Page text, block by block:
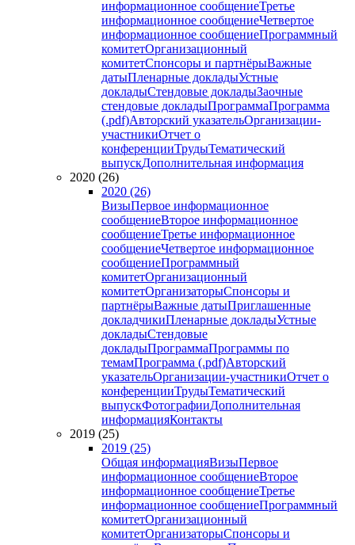
информационное сообщениеТретье
информационное сообщениеЧетвертое
информационное сообщениеПрограммный
комитетОрганизационный
комитетСпонсоры и партнёрыВажные
датыПленарные докладыУстные
докладыСтендовые докладыЗаочные
стендовые докладыПрограммаПрограмма
(.pdf)Авторский указательОрганизации-
участникиОтчет о
конференцииТрудыТематический
выпускДополнительная информация
2020 (26)
2020 (26)
ВизыПервое информационное
сообщениеВторое информационное
сообщениеТретье информационное
сообщениеЧетвертое информационное
сообщениеПрограммный
комитетОрганизационный
комитетОрганизаторыСпонсоры и
партнёрыВажные датыПриглашенные
докладчикиПленарные докладыУстные
докладыСтендовые
докладыПрограммаПрограммы по
темамПрограмма (.pdf)Авторский
указательОрганизации-участникиОтчет о
конференцииТрудыТематический
выпускФотографииДополнительная
информацияКонтакты
2019 (25)
2019 (25)
Общая информацияВизыПервое
информационное сообщениеВторое
информационное сообщениеТретье
информационное сообщениеПрограммный
комитетОрганизационный
комитетОрганизаторыСпонсоры и